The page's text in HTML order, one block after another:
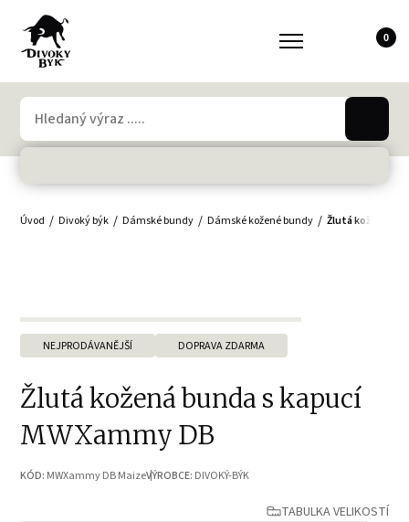
0
Úvod Divoký býk Dámské bundy Dámské kožené bundy Žlutá kožená
NEJPRODÁVANĚJŠÍ DOPRAVA ZDARMA
Žlutá kožená bunda s kapucí
MWXammy DB
KÓD: MWXammy DB MaizeVÝROBCE: DIVOKÝ-BÝK
TABULKA VELIKOSTÍ